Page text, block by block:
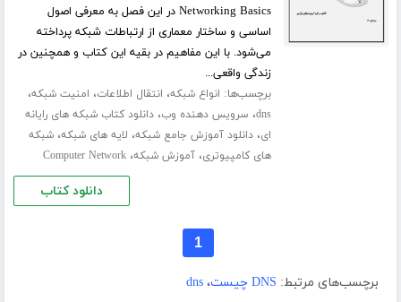
Networking Basics در این فصل به معرفی اصول
اساسی و ساختار معماری از ارتباطات شبکه پرداخته
می‌شود. با این مفاهیم در بقیه این کتاب و همچنین در
زندگی واقعی...
برچسب‌ها: انواع شبکه، انتقال اطلاعات، امنیت شبکه،
dns، سرویس دهنده وب،دانلود کتاب شبکه های رایانه
ای،دانلود آموزش جامع شبکه، لایه های شبکه،شبکه
های کامپیوتری،آموزش شبکه،Computer Network
دانلود کتاب
1
برچسب‌های مرتبط: DNS چیست ، dns